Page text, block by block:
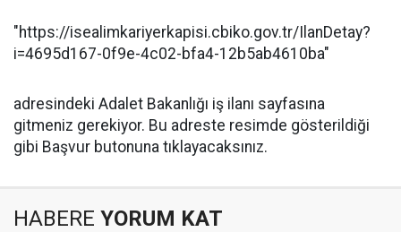
"https://isealimkariyerkapisi.cbiko.gov.tr/IlanDetay?
i=4695d167-0f9e-4c02-bfa4-12b5ab4610ba"
adresindeki Adalet Bakanlığı iş ilanı sayfasına
gitmeniz gerekiyor. Bu adreste resimde gösterildiği
gibi Başvur butonuna tıklayacaksınız.
HABERE YORUM KAT